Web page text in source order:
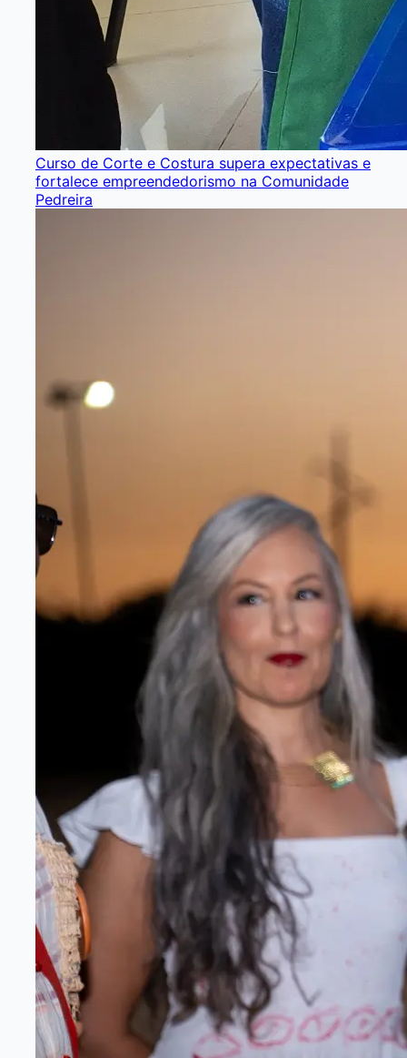
Curso de Corte e Costura supera expectativas e
fortalece empreendedorismo na Comunidade
Pedreira